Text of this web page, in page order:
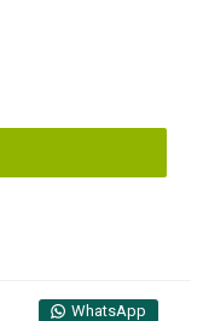
WhatsApp